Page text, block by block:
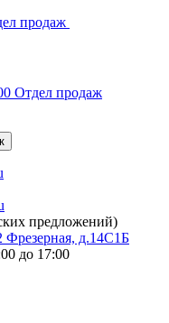
продаж
Отдел продаж
предложений)
Фрезерная, д.14С1Б
до 17:00